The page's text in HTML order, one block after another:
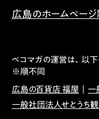
広島のホームペー
ペコマガの運営は、以下
※順不同
広島の百貨店 福屋
一
一般社団法人せとうち